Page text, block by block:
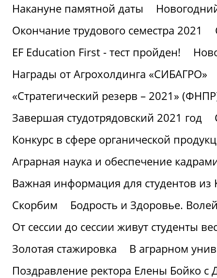
Накануне памятной даты
Окончание трудового семестра 2021
EF Education First - тест пройден!
Награды от Агрохолдинга «СИБАГРО»
«Стратегический резерв – 2021»
Завершая студотрядовский 2021 год
Конкурс в сфере органической
Аграрная наука и обеспечение
Важная информация для студентов из
Скорбим
Бодрость и Здоровье.
От сессии до сессии живут студенты
Золотая стажировка
В аграрном
Поздравление ректора Елены Бойко с